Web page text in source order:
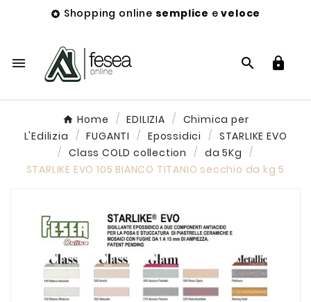
 Shopping online semplice eveloce
  
Home EDILIZIA
Chimica per
L'Edilizia
FUGANTI Epossidici
STARLIKE EVO
Class COLD collection
da 5Kg
STARLIKE EVO 105 BIANCO TITANIO secchio da kg 5